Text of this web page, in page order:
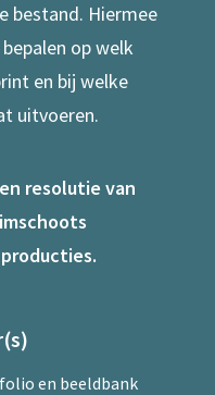
bestand. Hiermee
op welk
en bij welke
uitvoeren.
resolutie van
en beeldbank